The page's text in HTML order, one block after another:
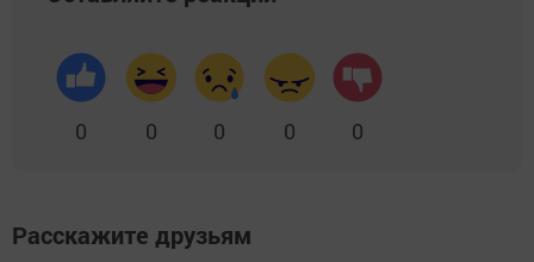
0 0 0 0 0
Расскажите друзьям